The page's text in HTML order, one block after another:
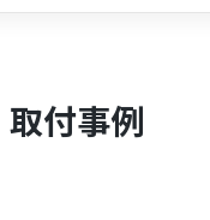
取付事例